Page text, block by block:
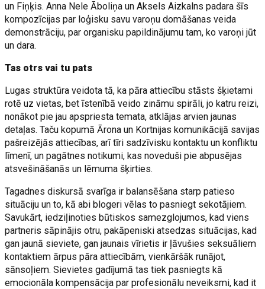
un Fiņķis. Anna Nele Āboliņa un Aksels Aizkalns padara šīs
kompozīcijas par loģisku savu varoņu domāšanas veida
demonstrāciju, par organisku papildinājumu tam, ko varoņi jūt
un dara.
Tas otrs vai tu pats
Lugas struktūra veidota tā, ka pāra attiecību stāsts šķietami
rotē uz vietas, bet īstenībā veido zināmu spirāli, jo katru reizi,
nonākot pie jau apspriesta temata, atklājas arvien jaunas
detaļas. Taču kopumā Ārona un Kortnijas komunikācijā savijas
pašreizējās attiecības, arī tīri sadzīvisku kontaktu un konfliktu
līmenī, un pagātnes notikumi, kas noveduši pie abpusējas
atsvešināšanās un lēmuma šķirties.
Tagadnes diskursā svarīga ir balansēšana starp patieso
situāciju un to, kā abi blogeri vēlas to pasniegt sekotājiem.
Savukārt, iedziļinoties būtiskos samezglojumos, kad viens
partneris sāpinājis otru, pakāpeniski atsedzas situācijas, kad
gan jaunā sieviete, gan jaunais vīrietis ir ļāvušies seksuāliem
kontaktiem ārpus pāra attiecībām, vienkāršāk runājot,
sānsoļiem. Sievietes gadījumā tas tiek pasniegts kā
emocionāla kompensācija par profesionālu neveiksmi, kad it